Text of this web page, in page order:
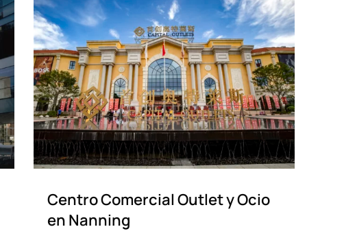
Centro Comercial Outlet y Ocio
en Nanning